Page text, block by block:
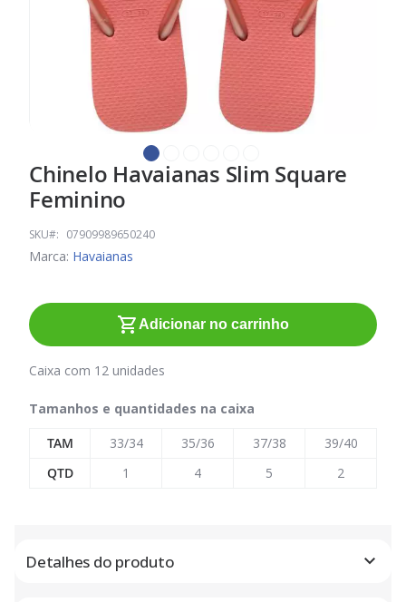
Saltar
para
o
início
da
imagens
Chinelo Havaianas Slim Square
Feminino
SKU 07909989650240
Marca: Havaianas
Adicionar no carrinho
Caixa com 12 unidades
Tamanhos e quantidades na caixa
TAM
33/34 35/36 37/38
39/40
QTD
1 4 5 2
Detalhes do produto